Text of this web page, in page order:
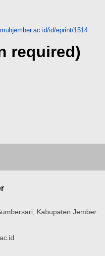
id/eprint/1514
required)
Kabupaten Jember